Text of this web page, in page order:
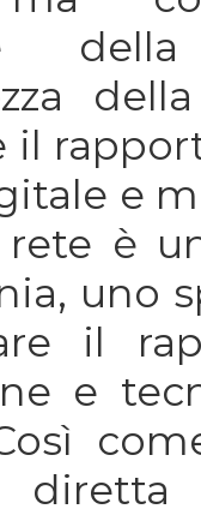
e
rete è
uno
il
e